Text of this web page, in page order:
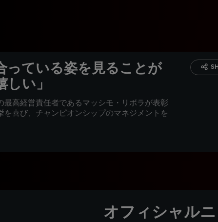
っている姿を見ることが
い」
最高経営責任者であるマッシモ・リボラが表彰
を喜び、チャンピオンシップのマネジメントを
オフィシャル